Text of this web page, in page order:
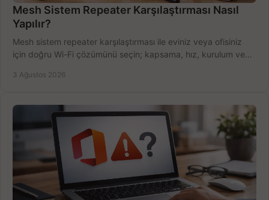
Mesh Sistem Repeater Karşılaştırması Nasıl
Yapılır?
Mesh sistem repeater karşılaştırması ile eviniz veya ofisiniz
için doğru Wi-Fi çözümünü seçin; kapsama, hız, kurulum ve
3 Ağustos 2026